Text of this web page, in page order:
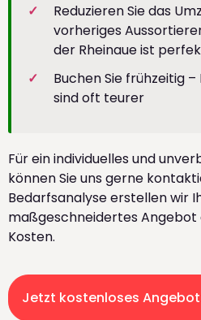
Reduzieren Sie das
vorheriges
der Rheinaue ist
Buchen Sie frühzeitig
sind oft teurer
Für ein individuelles und
können Sie uns gerne
Bedarfsanalyse erstellen wir
maßgeschneidertes
Kosten.
Jetzt kostenloses